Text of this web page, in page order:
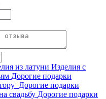
из латуни Изделия с
Дорогие подарки
Дорогие подарки
свадьбу Дорогие подарки